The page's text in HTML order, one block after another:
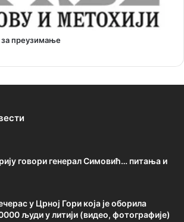
за преузимање
говори генерал Симовић… питања и
у Црној Гори која је оборила
људи у литији (видео, фотографије)